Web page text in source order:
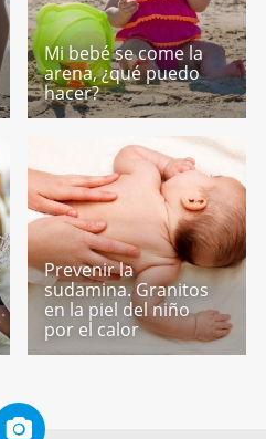
Mi bebé se come la
arena, ¿qué puedo
hacer?
Prevenir la
sudamina. Granitos
en la piel del niño
por el calor